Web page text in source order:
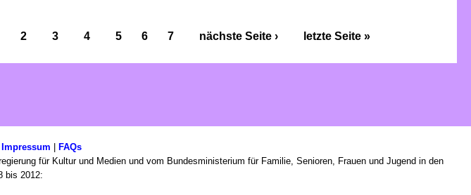
2 3 4 5 6 7 nächste Seite › letzte Seite »
Impressum | FAQs
für Kultur und Medien und vom Bundesministerium für Familie, Senioren, Frauen und Jugend in den
bis 2012: